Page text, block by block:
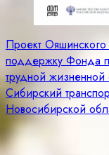
Навигация
по
записям
Проект Ояшинского
поддержку Фонда
трудной жизненной
Сибирский
Новосибирской